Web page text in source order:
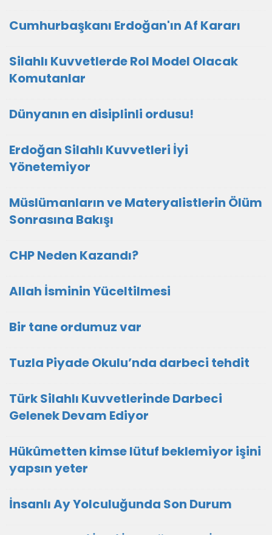
Cumhurbaşkanı Erdoğan'ın Af Kararı
Silahlı Kuvvetlerde Rol Model Olacak
Komutanlar
Dünyanın en disiplinli ordusu!
Erdoğan Silahlı Kuvvetleri İyi
Yönetemiyor
Müslümanların ve Materyalistlerin Ölüm
Sonrasına Bakışı
CHP Neden Kazandı?
Allah İsminin Yüceltilmesi
Bir tane ordumuz var
Tuzla Piyade Okulu’nda darbeci tehdit
Türk Silahlı Kuvvetlerinde Darbeci
Gelenek Devam Ediyor
Hükûmetten kimse lütuf beklemiyor işini
yapsın yeter
İnsanlı Ay Yolculuğunda Son Durum